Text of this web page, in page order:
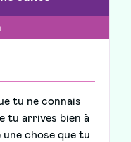
tu ne connais
tu arrives bien à
chose que tu